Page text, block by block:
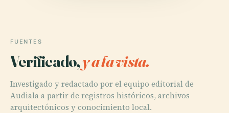
FUENTES
Verificado,y a la vista.
Investigado y redactado por el equipo editorial de
Audiala a partir de registros históricos, archivos
arquitectónicos y conocimiento local.